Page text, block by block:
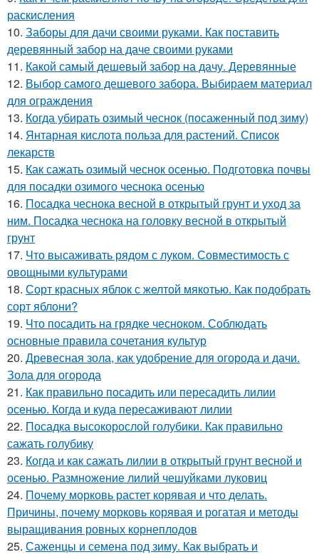
раскисления
10. Заборы для дачи своими руками. Как поставить
деревянный забор на даче своими руками
11. Какой самый дешевый забор на дачу. Деревянные
12. Выбор самого дешевого забора. Выбираем материал
для ограждения
13. Когда убирать озимый чеснок (посаженный под зиму)
14. Янтарная кислота польза для растений. Список
лекарств
15. Как сажать озимый чеснок осенью. Подготовка почвы
для посадки озимого чеснока осенью
16. Посадка чеснока весной в открытый грунт и уход за
ним. Посадка чеснока на головку весной в открытый
грунт
17. Что высаживать рядом с луком. Совместимость с
овощными культурами
18. Сорт красных яблок с желтой мякотью. Как подобрать
сорт яблони?
19. Что посадить на грядке чесноком. Соблюдать
основные правила сочетания культур
20. Древесная зола, как удобрение для огорода и дачи.
Зола для огорода
21. Как правильно посадить или пересадить лилии
осенью. Когда и куда пересаживают лилии
22. Посадка высокорослой голубики. Как правильно
сажать голубику
23. Когда и как сажать лилии в открытый грунт весной и
осенью. Размножение лилий чешуйками луковиц
24. Почему морковь растет корявая и что делать.
Причины, почему морковь корявая и рогатая и методы
выращивания ровных корнеплодов
25. Саженцы и семена под зиму. Как выбрать и